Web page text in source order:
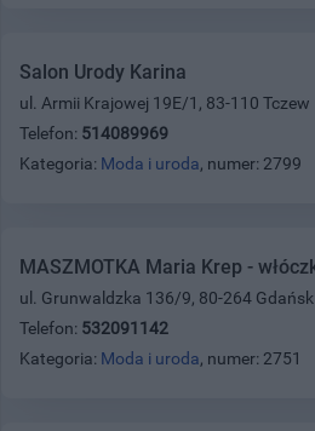
Salon Urody Karina
ul. Armii Krajowej 19E/1, 83-110 Tczew
Telefon: 514089969
Kategoria: Moda i uroda, numer: 2799
MASZMOTKA Maria Krep -
ul. Grunwaldzka 136/9, 80-264 Gdańsk
Telefon: 532091142
Kategoria: Moda i uroda, numer: 2751